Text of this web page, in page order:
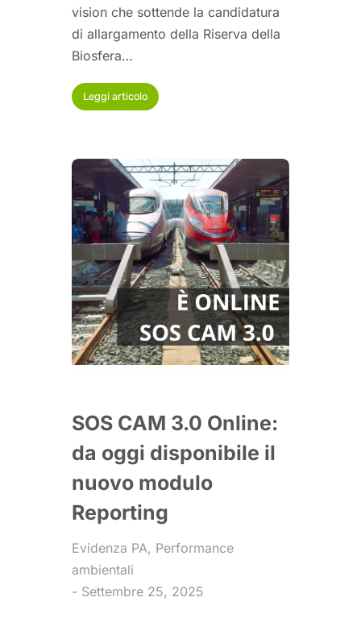
vision che sottende la candidatura
di allargamento della Riserva della
Biosfera…
Leggi articolo
SOS CAM 3.0 Online:
da oggi disponibile il
nuovo modulo
Reporting
Evidenza PA, Performance
ambientali
Settembre 25, 2025